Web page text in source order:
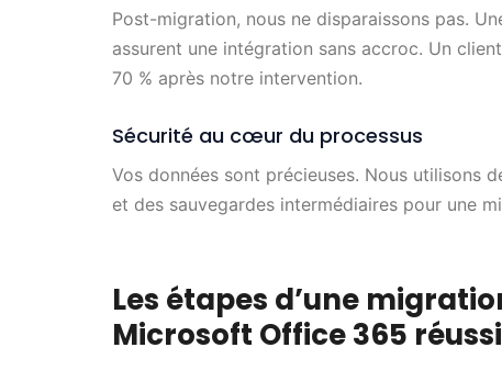
Post-migration, nous ne disparaissons pas.
assurent une intégration sans accroc. Un
70 % après notre intervention.
Sécurité au cœur du processus
Vos données sont précieuses. Nous utilisons
et des sauvegardes intermédiaires pour une
Les étapes d’une
Microsoft Office 365